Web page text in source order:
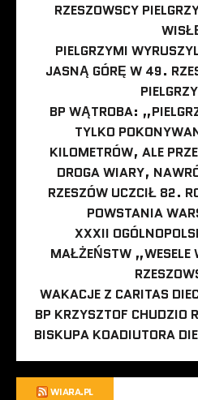
RZESZOWSCY
PIELGRZYMI
JASNĄ GÓRĘ W 49.
BP WĄTROBA:
TYLKO
KILOMETRÓW, ALE
DROGA WIARY,
RZESZÓW UCZCIŁ 82.
POWSTANIA
XXXII
MAŁŻEŃSTW „WESELE
WAKACJE Z CARITAS
BP KRZYSZTOF CHUDZIO
BISKUPA KOADIUTORA
WIARA.PL